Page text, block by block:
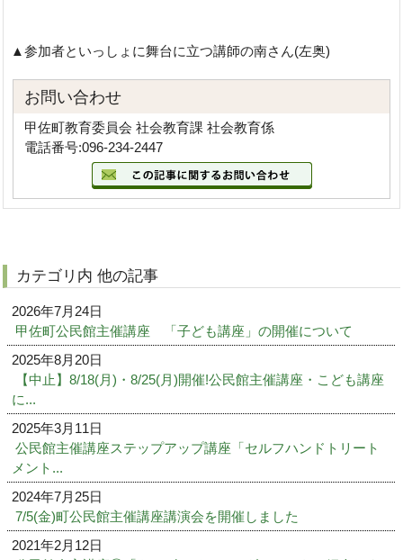
▲参加者といっしょに舞台に立つ講師の南さん(左奥)
お問い合わせ
甲佐町教育委員会 社会教育課 社会教育係
電話番号:096-234-2447
カテゴリ内 他の記事
2026年7月24日
甲佐町公民館主催講座 「子ども講座」の開催について
2025年8月20日
【中止】8/18(月)・8/25(月)開催!公民館主催講座・こども講座
に...
2025年3月11日
公民館主催講座ステップアップ講座「セルフハンドトリート
メント...
2024年7月25日
7/5(金)町公民館主催講座講演会を開催しました
2021年2月12日